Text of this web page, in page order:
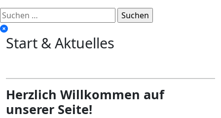
Suchen
nach:
Start & Aktuelles
Herzlich Willkommen auf
unserer Seite!